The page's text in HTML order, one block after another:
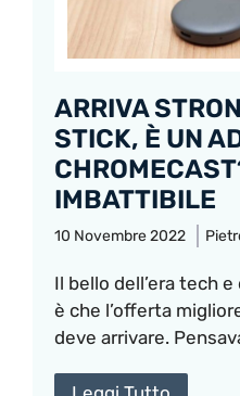
ARRIVA
STICK, È UN
IMBATTIBILE
10 Novembre 2022
Il bello dell’era tech
è che l’offerta
deve arrivare.